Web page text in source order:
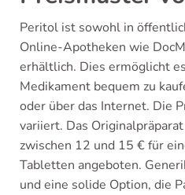
Peritol ist sowohl in
Online-Apotheken wie
erhältlich. Dies ermöglicht
Medikament bequem zu
oder über das Internet. Die
variiert. Das
zwischen 12 und 15 € für
Tabletten angeboten.
und eine solide Option, die